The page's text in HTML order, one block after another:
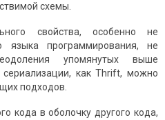
схемы.
свойства, особенно не
языка программирования, не
упомянутых выше
сериализации, как Thrift, можно
подходов.
кода в оболочку другого кода,